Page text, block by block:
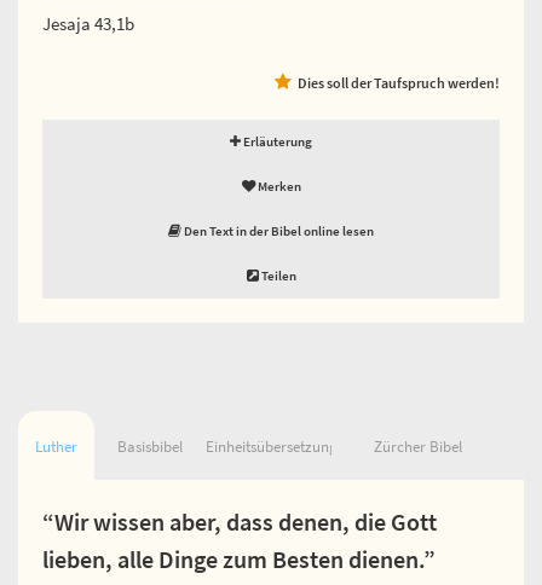
Jesaja 43,1b
Dies soll der Taufspruch werden!
Erläuterung
Merken
Den Text in der Bibel online lesen
Teilen
Luther Basisbibel Einheitsübersetzung Zürcher Bibel
“Wir wissen aber, dass denen, die Gott
lieben, alle Dinge zum Besten dienen.”